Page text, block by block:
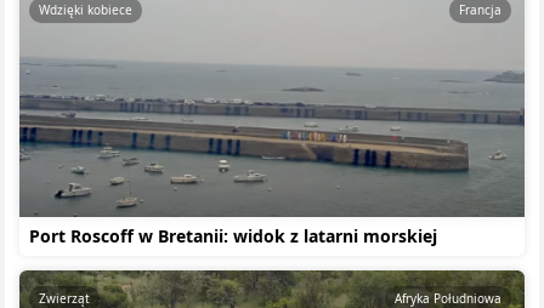
Port Roscoff w Bretanii: widok z latarni morskiej
Wdzięki kobiece Francja
Zwierząt Afryka Południowa